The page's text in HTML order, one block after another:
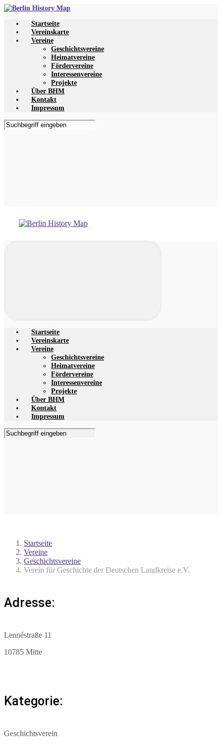
Zum
springenStartseite
Vereinskarte
Vereine
Geschichtsvereine
Heimatvereine
Fördervereine
Interessenvereine
Projekte
Über BHM
Kontakt
Impressum
Startseite
Vereinskarte
Vereine
Geschichtsvereine
Heimatvereine
Fördervereine
Interessenvereine
Projekte
Über BHM
Kontakt
Impressum
Startseite
Vereine
Geschichtsvereine
Verein für Geschichte der Deutschen Landkreise e.V.
Adresse:
Lennéstraße 11
10785 Mitte
Kategorie:
Geschichtsverein